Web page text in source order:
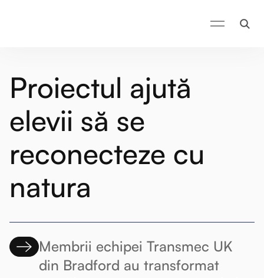
Proiectul ajută
elevii să se
reconecteze cu
natura
Membrii echipei Transmec UK
din Bradford au transformat